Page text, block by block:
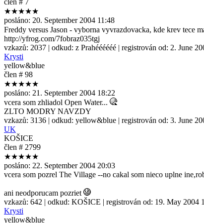
★★★★★
posláno: 20. September 2004 11:48
Freddy versus Jason - vyborna vyvrazdovacka, kde krev tece
http://yfrog.com/7fobraz035tgj
vzkazů: 2037 | odkud: z Prahéééééé | registrován od: 2. June
Krysti
yellow&blue
člen # 98
★★★★★
posláno: 21. September 2004 18:22
vcera som zhliadol Open Water...
ZLTO MODRY NAVZDY
vzkazů: 3136 | odkud: yellow&blue | registrován od: 3. June
UK
KOŠICE
člen # 2799
★★★★★
posláno: 22. September 2004 20:03
vcera som pozrel The Village --no cakal som nieco uplne
ani neodporucam pozriet
vzkazů: 642 | odkud: KOŠICE | registrován od: 19. May 2004
Krysti
yellow&blue